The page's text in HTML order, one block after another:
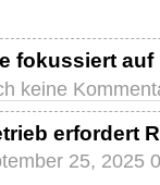
fokussiert
keine
erfordert
25, 2025